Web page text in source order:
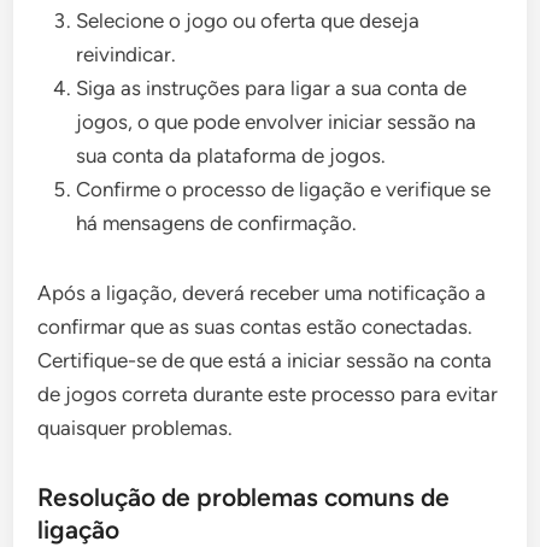
Selecione o jogo ou oferta que deseja
reivindicar.
Siga as instruções para ligar a sua conta de
jogos, o que pode envolver iniciar sessão na
sua conta da plataforma de jogos.
Confirme o processo de ligação e verifique se
há mensagens de confirmação.
Após a ligação, deverá receber uma notificação a
confirmar que as suas contas estão conectadas.
Certifique-se de que está a iniciar sessão na conta
de jogos correta durante este processo para evitar
quaisquer problemas.
Resolução de problemas comuns de
ligação